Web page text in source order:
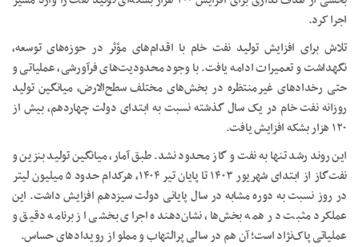
اجرا کرد.
تلاش برای افزایش تولید نفت خام با اقدام‌های مؤثر در حوزه‌های توسعه،
نگهداشت و تعمیرات ادامه یافت. با وجود محدودیت‌های فرآورشی، عملیاتی و
حتی رخدادهای غیرمنتظره در بخش‌های مختلف سطح‌الارض، میانگین تولید
روزانه نفت خام در یک سال گذشته نسبت به ابتدای دولت چهاردهم، بیش از
۱۲۰ هزار بشکه افزایش یافت.
این روند رشد تنها به نفت و گاز محدود نشد. طبق آمار، میانگین تولید بنزین و
نفت‌گاز از ابتدای شهریور ۱۴۰۳ تا پایان تیر ۱۴۰۴، هرکدام حدود ۵ میلیون لیتر
در روز نسبت به دوره مشابه در سال پایانی دولت سیزدهم افزایش داشت. این
عملکرد مثبت در همه بخش‌ها، نشان‌دهنده اجرای بخشی از برنامه دقیق و
عملیاتی پاک‌نژاد است؛ آن هم در سالی پرالتهاب و مملو از رویدادهای حساس.